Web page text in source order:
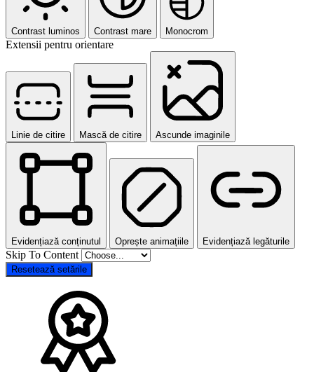
Contrast luminos Contrast mare Monocrom
Extensii pentru orientare
Linie de citire Mască de citire Ascunde imaginile
Evidențiază conținutul Oprește animațiile Evidențiază legăturile
Skip To Content
Resetează setările